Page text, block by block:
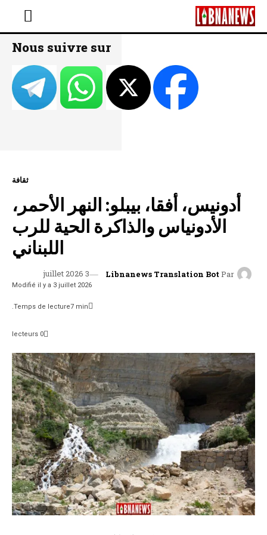
Nous suivre sur
ثقافة
أدونيس، أفقا، بيبلو: النهر الأحمر،
الأدونياس والذاكرة الحية للرب
اللبناني
Par
Libnanews Translation Bot
3 juillet 2026
Modifié il y a 3 juillet 2026
Temps de lecture7 min.
0